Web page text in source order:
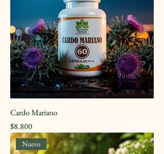
Cardo Mariano
Precio
$8.800
Nuevo